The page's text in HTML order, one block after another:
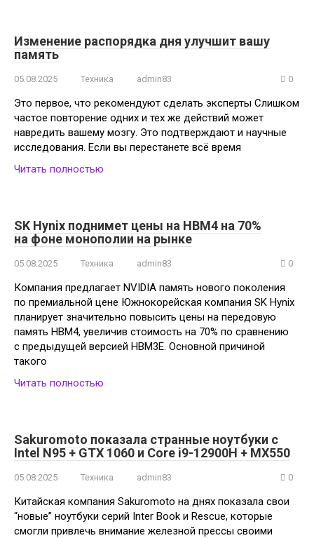
Изменение распорядка дня улучшит вашу
память
05.08.2025 Техника admin83 0
Это первое, что рекомендуют сделать эксперты Слишком
частое повторение одних и тех же действий может
навредить вашему мозгу. Это подтверждают и научные
исследования. Если вы перестанете всё время
Читать полностью
SK Hynix поднимет цены на HBM4 на 70%
на фоне монополии на рынке
05.08.2025 Техника admin83 0
Компания предлагает NVIDIA память нового поколения
по премиальной цене Южнокорейская компания SK Hynix
планирует значительно повысить цены на передовую
память HBM4, увеличив стоимость на 70% по сравнению
с предыдущей версией HBM3E. Основной причиной
такого
Читать полностью
Sakuromoto показала странные ноутбуки с
Intel N95 + GTX 1060 и Core i9-12900H + MX550
05.08.2025 Техника admin83 0
Китайская компания Sakuromoto на днях показала свои
“новые” ноутбуки серий Inter Book и Rescue, которые
смогли привлечь внимание железной прессы своими